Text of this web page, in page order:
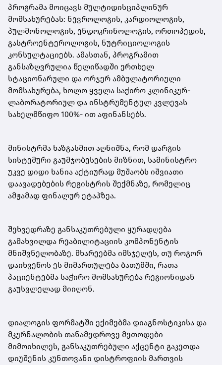
პროგრამა მოიცავს მულტიდისციპლინურ
მომსახურებას: ნევროლოგის, კარდიოლოგის,
პულმონოლოგის, ენდოკრინოლოგის, ორთოპედის,
გასტროენტეროლოგის, ნუტრიციოლოგის
კონსულტაციებს. ამასთან, პროგრამით
განსაზღვრულია წელიწადში ერთხელ
სტაციონარული და ორჯერ ამბულატორიული
მომსახურება, ხოლო ყველა საჭირო კლინიკურ-
ლაბორატორიულ და ინსტრუმენტულ კვლევას
სახელმწიფო 100%- ით აფინანსებს.
მინისტრმა ხაზგასმით აღნიშნა, რომ დარგის
სისტემური გაუმჯობესების მიზნით, სამინისტრო
უკვე დიდი ხანია აქტიურად მუშაობს იშვიათი
დაავადებების რეგისტრის შექმნაზე, რომელიც
ამჟამად ფინალურ ეტაპზეა.
შეხვედრაზე განსაკუთრებული ყურადღება
გამახვილდა რეაბილიტაციის კომპონენტის
მნიშვნელობაზე. მხარეებმა იმსჯელეს, თუ როგორ
დაიხვეწოს ეს მიმართულება ბათუმში, რათა
პაციენტებმა საჭირო მომსახურება რეგიონიდან
გაუსვლელად მიიღონ.
დიალოგის ფორმატში ექიმებმა დიაგნოსტიკისა და
მკურნალობის თანამედროვე მეთოდები
მიმოიხილეს, განსაკუთრებული აქცენტი გაკეთდა
დიუშენის კუნთოვანი დისტროფიის მართვის